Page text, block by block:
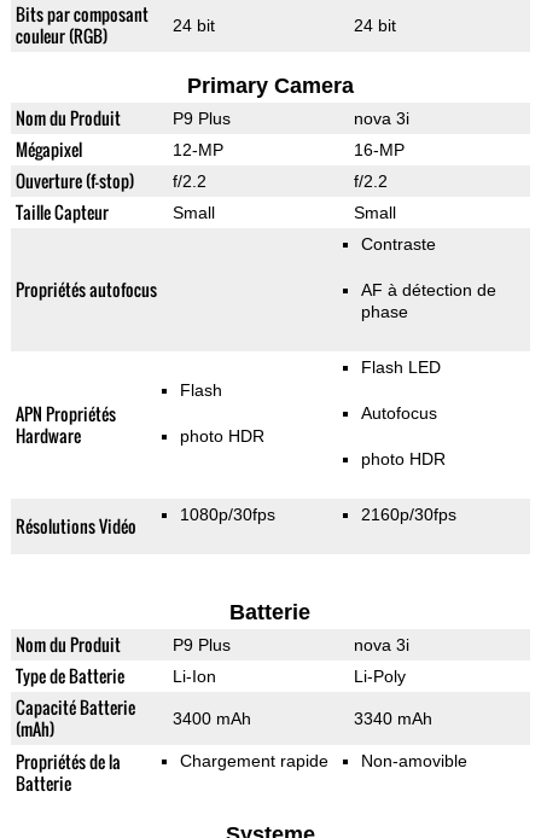
Bits par composant
couleur (RGB)
24 bit 24 bit
Primary Camera
Nom du Produit P9 Plus nova 3i
Mégapixel 12-MP 16-MP
Ouverture (f-stop) f/2.2 f/2.2
Taille Capteur Small Small
Propriétés autofocus
Contraste
AF à détection de
phase
APN Propriétés
Hardware
Flash
photo HDR
Flash LED
Autofocus
photo HDR
Résolutions Vidéo 1080p/30fps 2160p/30fps
Batterie
Nom du Produit P9 Plus nova 3i
Type de Batterie Li-Ion Li-Poly
Capacité Batterie
(mAh)
3400 mAh 3340 mAh
Propriétés de la
Batterie
Chargement rapide Non-amovible